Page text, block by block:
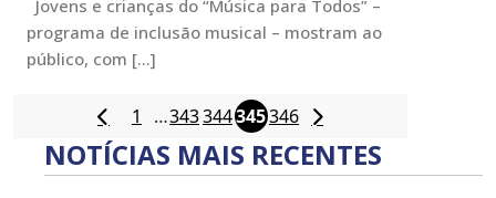
Jovens e crianças do “Música para Todos” –
programa de inclusão musical – mostram ao
público, com […]
1 …343344345346
NOTÍCIAS MAIS RECENTES